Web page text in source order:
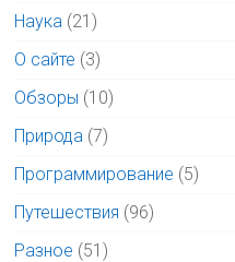
Наука (21)
О сайте (3)
Обзоры (10)
Природа (7)
Программирование (5)
Путешествия (96)
Разное (51)